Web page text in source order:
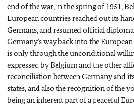
end of the war, in the spring of 1951,
European countries reached out its
Germans, and resumed official
Germany’s way back into the
is only through the unconditional
expressed by Belgium and the other
reconciliation between Germany and
states, and also the recognition of the
being an inherent part of a peaceful